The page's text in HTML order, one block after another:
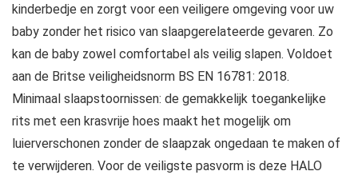
kinderbedje en zorgt voor een veiligere omgeving voor uw
baby zonder het risico van slaapgerelateerde gevaren. Zo
kan de baby zowel comfortabel als veilig slapen. Voldoet
aan de Britse veiligheidsnorm BS EN 16781: 2018.
Minimaal slaapstoornissen: de gemakkelijk toegankelijke
rits met een krasvrije hoes maakt het mogelijk om
luierverschonen zonder de slaapzak ongedaan te maken of
te verwijderen. Voor de veiligste pasvorm is deze HALO